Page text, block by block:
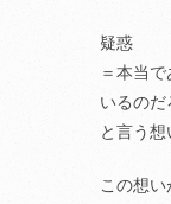
疑惑
＝本当
いるのだ
と言う想
この想